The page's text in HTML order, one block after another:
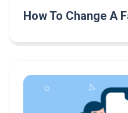
How To Change A